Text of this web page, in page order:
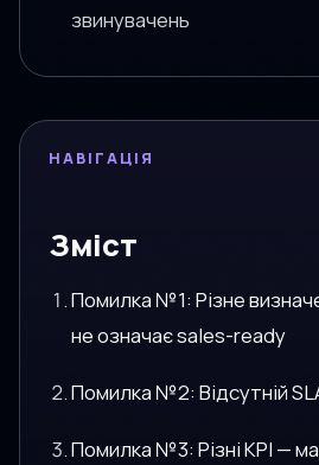
звинувачень
НАВІГАЦІЯ
Зміст
Помилка №1: Різне
не означає sales-ready
Помилка №2: Відсутній
Помилка №3: Різні KPI —